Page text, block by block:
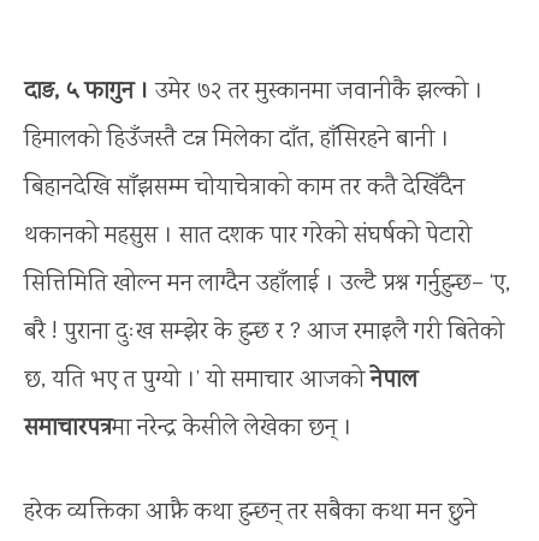
दाङ, ५ फागुन । उमेर ७२ तर मुस्कानमा जवानीकै झल्को ।
हिमालको हिउँजस्तै टन्न मिलेका दाँत, हाँसिरहने बानी ।
बिहानदेखि साँझसम्म चोयाचेत्राको काम तर कतै देखिँदैन
थकानको महसुस । सात दशक पार गरेको संघर्षको पेटारो
सित्तिमिति खोल्न मन लाग्दैन उहाँलाई । उल्टै प्रश्न गर्नुहुन्छ– ‘ए,
बरै ! पुराना दुःख सम्झेर के हुन्छ र ? आज रमाइलै गरी बितेको
छ, यति भए त पुग्यो ।’ यो समाचार आजकोनेपाल
समाचारपत्रमा नरेन्द्र केसीले लेखेका छन् ।
हरेक व्यक्तिका आफ्नै कथा हुन्छन् तर सबैका कथा मन छुने